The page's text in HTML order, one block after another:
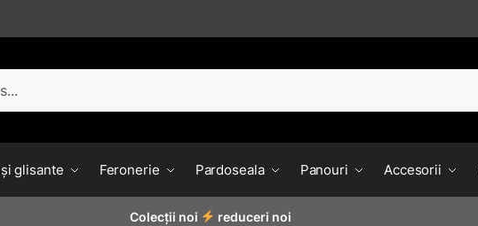
glisante Feronerie Pardoseala Panouri Accesorii
Colecții noi reduceri noi